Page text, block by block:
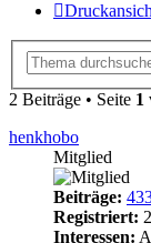
2 Beiträge • Seite 1
henkhobo
Mitglied
Beiträge:
Registriert:
Interessen: